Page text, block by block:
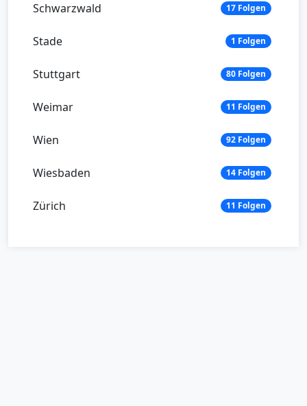
Schwarzwald 17 Folgen
Stade 1 Folgen
Stuttgart 80 Folgen
Weimar 11 Folgen
Wien 92 Folgen
Wiesbaden 14 Folgen
Zürich 11 Folgen